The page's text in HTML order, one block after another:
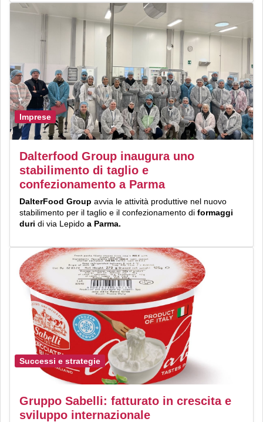
Imprese
Dalterfood Group inaugura uno
stabilimento di taglio e
confezionamento a Parma
DalterFood Group avvia le attività produttive nel nuovo
stabilimento per il taglio e il confezionamento di formaggi
duri di via Lepido a Parma.
Successi e strategie
Gruppo Sabelli: fatturato in crescita e
sviluppo internazionale